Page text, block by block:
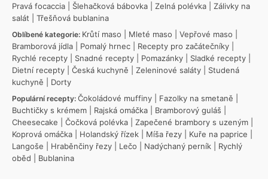
Pravá focaccia
Šlehačková bábovka Zelná polévka
Zálivky na
salát
Třešňová bublanina
Oblíbené kategorie: Krůtí maso Mleté maso Vepřové maso
Bramborová jídla
Pomalý hrnec Recepty pro začátečníky
Rychlé recepty
Snadné recepty Pomazánky Sladké recepty
Dietní recepty
Česká kuchyně Zeleninové saláty
Studená
kuchyně
Dorty
Populární recepty: Čokoládové muffiny Fazolky na smetaně
Buchtičky s krémem
Rajská omáčka Bramborový guláš
Cheesecake
Čočková polévka Zapečené brambory s uzeným
Koprová omáčka
Holandský řízek Míša řezy Kuře na paprice
Langoše
Hraběnčiny řezy Lečo Nadýchaný perník
Rychlý
oběd
Bublanina